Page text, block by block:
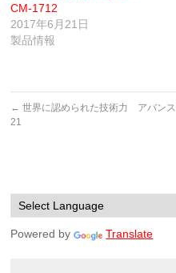
CM-1712
2017年6月21日
製品情報
← 世界に認められた技術力 アバンス
21
Powered by Translate